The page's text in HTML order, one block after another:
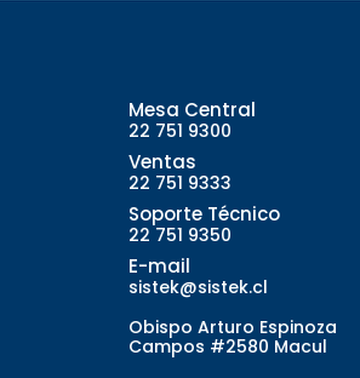
Mesa Central
22 751 9300
Ventas
22 751 9333
Soporte Técnico
22 751 9350
E-mail
sistek@sistek.cl
Obispo Arturo Espinoza
Campos #2580 Macul